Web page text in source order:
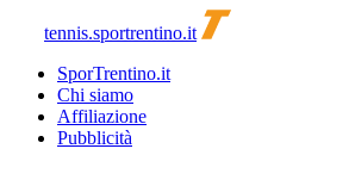
tennis.sportrentino.it
SporTrentino.it
Chi siamo
Affiliazione
Pubblicità